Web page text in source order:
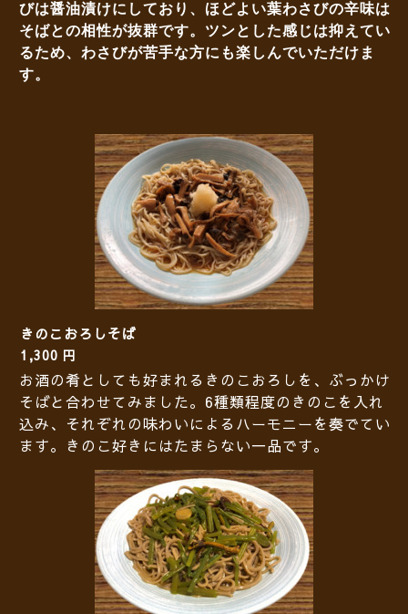
びは醤油漬けにしており、ほどよい葉わさびの辛味は
そばとの相性が抜群です。ツンとした感じは抑えてい
るため、わさびが苦手な方にも楽しんでいただけま
す。
きのこおろしそば
1,300 円
お酒の肴としても好まれるきのこおろしを、ぶっかけ
そばと合わせてみました。6種類程度のきのこを入れ
込み、それぞれの味わいによるハーモニーを奏でてい
ます。きのこ好きにはたまらない一品です。